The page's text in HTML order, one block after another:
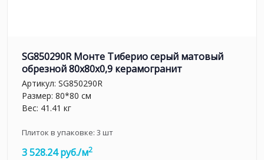
SG850290R Монте Тиберио серый матовый
обрезной 80x80x0,9 керамогранит
Артикул: SG850290R
Размер: 80*80 см
Вес: 41.41 кг
Плиток в упаковке: 3 шт
3 528.24 руб./м2